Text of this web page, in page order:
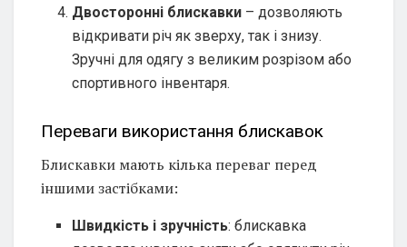
Двосторонні блискавки – дозволяють
відкривати річ як зверху, так і знизу.
Зручні для одягу з великим розрізом або
спортивного інвентаря.
Переваги використання блискавок
Блискавки мають кілька переваг перед
іншими застібками:
Швидкість і зручність: блискавка